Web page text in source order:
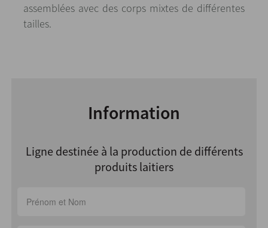
assemblées avec des corps mixtes de différentes
tailles.
Information
Ligne destinée à la production de différents
produits laitiers